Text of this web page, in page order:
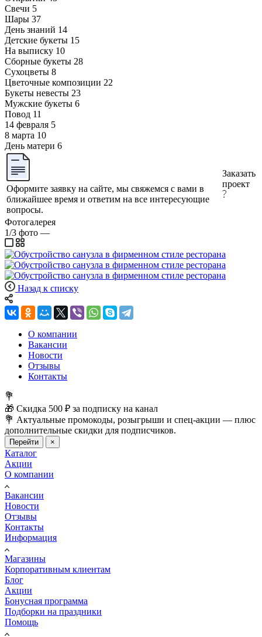
Свечи 5
Шары 37
День знаний 14
Детские букеты 15
На выписку 10
Сборные букеты 28
Сухоцветы 8
Цветочные композиции 22
Букеты невесты 23
Мужские букеты 6
Повод 11
14 февраля 5
8 марта 10
День матери 6
Оформите заявку на сайте, мы свяжемся с вами в
ближайшее время и ответим на все интересующие
вопросы.
Заказать
проект
Фотогалерея
1/3 фото —
Назад к списку
О компании
Вакансии
Новости
Отзывы
Контакты
💐
🎁 Скидка 500 ₽ за подписку на канал
💐 Актуальные промокоды, розыгрыши и спец-акции — плюс
дополнительные скидки для подписчиков.
Перейти ×
Каталог
Акции
О компании
Вакансии
Новости
Отзывы
Контакты
Информация
Магазины
Корпоративным клиентам
Блог
Акции
Бонусная программа
Подборки на праздники
Помощь